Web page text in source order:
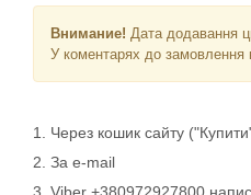
Внимание! Дата додавання
У коментарях до замовлення
1. Через кошик сайту
2. За e-mail